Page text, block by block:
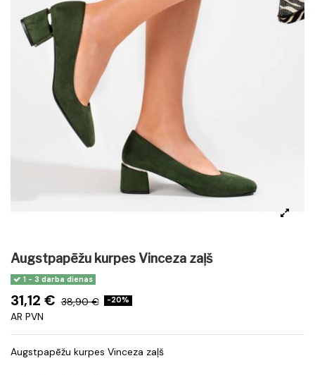
Augstpapēžu kurpes Vinceza zaļš
1 - 3 darba dienas
31,12 € 38,90 € -20%
AR PVN
Augstpapēžu kurpes Vinceza zaļš